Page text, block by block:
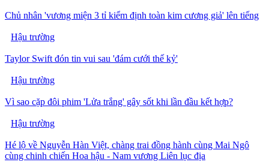
Chủ nhân 'vương miện 3 tỉ kiểm định toàn kim cương giả' lên tiếng
Hậu trường
Taylor Swift đón tin vui sau 'đám cưới thế kỷ'
Hậu trường
Vì sao cặp đôi phim 'Lửa trắng' gây sốt khi lần đầu kết hợp?
Hậu trường
Hé lộ về Nguyễn Hàn Việt, chàng trai đồng hành cùng Mai Ngô
cùng chinh chiến Hoa hậu - Nam vương Liên lục địa